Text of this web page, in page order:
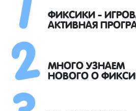
ФИКСИКИ -
АКТИВНАЯ
МНОГО УЗНАЕМ
НОВОГО О